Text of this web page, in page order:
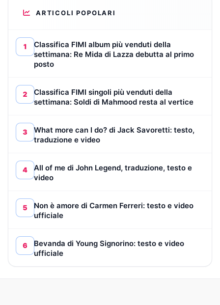
ARTICOLI POPOLARI
1
Classifica FIMI album più venduti della
settimana: Re Mida di Lazza debutta al primo
posto
2
Classifica FIMI singoli più venduti della
settimana: Soldi di Mahmood resta al vertice
3
What more can I do? di Jack Savoretti: testo,
traduzione e video
4
All of me di John Legend, traduzione, testo e
video
5
Non è amore di Carmen Ferreri: testo e video
ufficiale
6
Bevanda di Young Signorino: testo e video
ufficiale